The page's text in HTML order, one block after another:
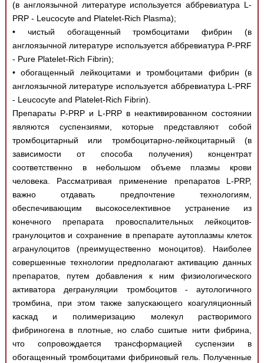
(в англоязычной литературе используется аббревиатура L-
PRP - Leucocyte and Platelet-Rich Plasma);
• чистый обогащенный тромбоцитами фибрин (в
англоязычной литературе используется аббревиатура P-PRF
- Pure Platelet-Rich Fibrin);
• обогащенный лейкоцитами и тромбоцитами фибрин (в
англоязычной литературе используется аббревиатура L-PRF
- Leucocyte and Platelet-Rich Fibrin).
Препараты P-PRP и L-PRP в неактивированном состоянии
являются суспензиями, которые представляют собой
тромбоцитарный или тромбоцитарно-лейкоцитарный (в
зависимости от способа получения) концентрат
соответственно в небольшом объеме плазмы крови
человека. Рассматривая применение препаратов L-PRP,
важно отдавать предпочтение технологиям,
обеспечивающим высокоселективное устранение из
конечного препарата провоспалительных лейкоцитов-
гранулоцитов и сохранение в препарате аутоплазмы клеток
агранулоцитов (преимущественно моноцитов). Наиболее
совершенные технологии предполагают активацию данных
препаратов, путем добавления к ним физиологического
активатора дегрануляции тромбоцитов - аутологичного
тромбина, при этом также запускающего коагуляционный
каскад и полимеризацию молекул растворимого
фибриногена в плотные, но слабо сшитые нити фибрина,
что сопровождается трансформацией суспензии в
обогащенный тромбоцитами фибриновый гель. Полученные